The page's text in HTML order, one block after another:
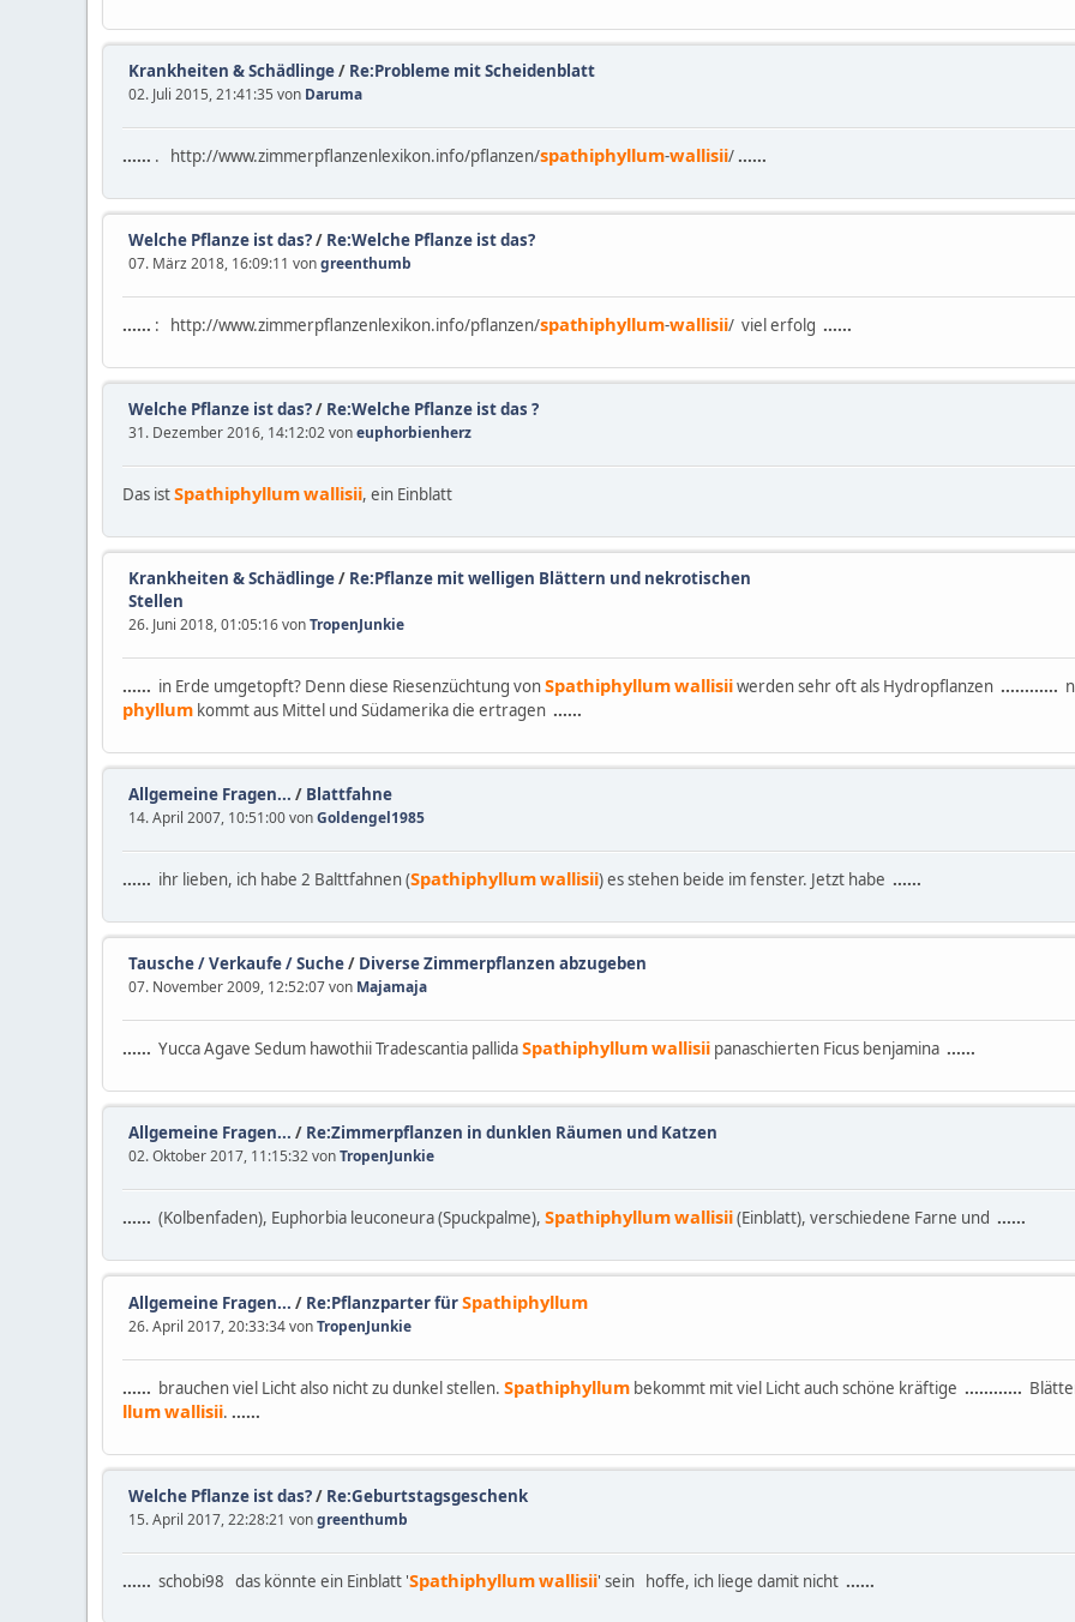
Krankheiten & Schädlinge/ Re:Probleme mit Scheidenblatt
02. Juli 2015, 21:41:35 von Daruma
...... . http://www.zimmerpflanzenlexikon.info/pflanzen/spathiphyllum-wallisii/ ......
Welche Pflanze ist das?/ Re:Welche Pflanze ist das?
07. März 2018, 16:09:11 vongreenthumb
...... : http://www.zimmerpflanzenlexikon.info/pflanzen/spathiphyllum-wallisii/ viel erfolg ......
Welche Pflanze ist das?/ Re:Welche Pflanze ist das ?
31. Dezember 2016, 14:12:02 voneuphorbienherz
Das istSpathiphyllumwallisii, ein Einblatt
Krankheiten & Schädlinge/ Re:Pflanze mit welligen Blättern und nekrotischen
Stellen
26. Juni 2018, 01:05:16 vonTropenJunkie
...... in Erde umgetopft? Denn diese Riesenzüchtung vonSpathiphyllumwallisiiwerden sehr oft als Hydropflanzen ............
phyllum kommt aus Mittel und Südamerika die ertragen ......
Allgemeine Fragen... / Blattfahne
14. April 2007, 10:51:00 vonGoldengel1985
...... ihr lieben, ich habe 2 Balttfahnen (Spathiphyllumwallisii) es stehen beide im fenster. Jetzt habe ......
Tausche / Verkaufe / Suche/ Diverse Zimmerpflanzen abzugeben
07. November 2009, 12:52:07 von Majamaja
...... Yucca Agave Sedum hawothii Tradescantia pallidaSpathiphyllumwallisii panaschierten Ficus benjamina ......
Allgemeine Fragen... / Re:Zimmerpflanzen in dunklen Räumen und Katzen
02. Oktober 2017, 11:15:32 vonTropenJunkie
...... (Kolbenfaden), Euphorbia leuconeura (Spuckpalme), Spathiphyllumwallisii(Einblatt), verschiedene Farne und ......
Allgemeine Fragen... / Re:Pflanzparter fürSpathiphyllum
26. April 2017, 20:33:34 vonTropenJunkie
...... brauchen viel Licht also nicht zu dunkel stellen. Spathiphyllum bekommt mit viel Licht auch schöne kräftige ............
llumwallisii. ......
Welche Pflanze ist das?/ Re:Geburtstagsgeschenk
15. April 2017, 22:28:21 vongreenthumb
...... schobi98 das könnte ein Einblatt 'Spathiphyllumwallisii' sein hoffe, ich liege damit nicht ......